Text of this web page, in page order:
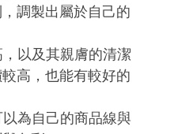
調製出屬於自己的
以及其親膚的清潔
高，也能有較好的
為自己的商品線與